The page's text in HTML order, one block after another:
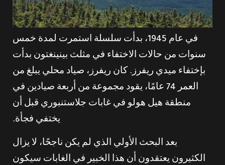
في عام 1945، بدأت سلسلة استمرت لمدة خمس
سنوات من حالات الاختفاء في مثلث بينينغتون بدأت
بإختفاء ميدي ريفرز. كان ريفرز، صياد محلي يبلغ من
العمر 74 عامًا، يقود مجموعة من أربعة صيادين في
منطقة هيل هولو في غابات جلاستنبوري قبل أن
يختفي فجأة.
بعد البحث الأولي الذي لم يكن ناجحًا، لا يزال
الكثيرون يعتقدون أن هذا الخبير في الغابات سيكون